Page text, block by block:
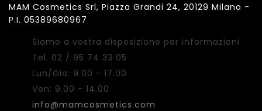
MAM Cosmetics Srl, Piazza Grandi 24, 20129 Milano -
P.I. 05389680967
Siamo a vostra disposizione per informazioni
Tel. 02 / 95 74 33 05
Lun/Gio: 9.00 - 17.00
Ven: 9.00 - 14.00
info@mamcosmetics.com